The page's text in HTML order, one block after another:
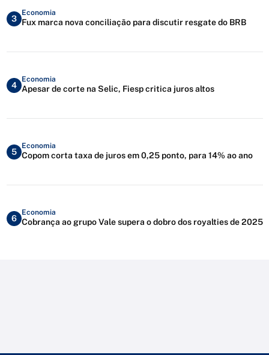
3
Economia
Fux marca nova conciliação para discutir resgate do BRB
4
Economia
Apesar de corte na Selic, Fiesp critica juros altos
5
Economia
Copom corta taxa de juros em 0,25 ponto, para 14% ao ano
6
Economia
Cobrança ao grupo Vale supera o dobro dos royalties de 2025